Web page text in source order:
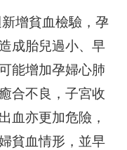
增貧血檢驗，孕
成胎兒過小、早
能增加孕婦心肺
合不良，子宮收
血亦更加危險，
貧血情形，並早